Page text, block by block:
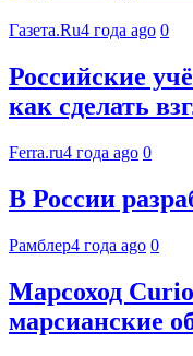
Газета.Ru4 года ago 0
Российские
как сделать
Ferra.ru4 года ago 0
В России
Рамблер4 года ago 0
Марсоход
марсианские